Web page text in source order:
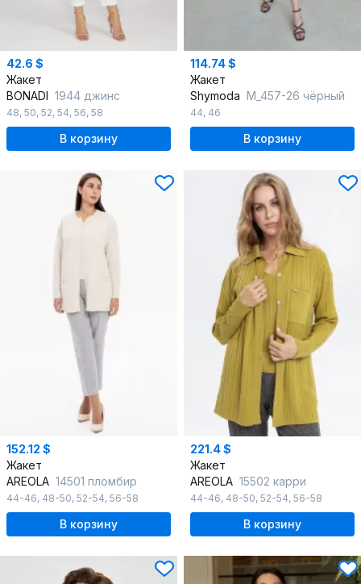
42.6 $
Жакет
BONADI 1944 джинс
48, 50, 52, 54, 56, 58
В корзину
114.74 $
Жакет
Shymoda М_457-26 чёрный
44, 46
В корзину
152.12 $
Жакет
AREOLA 14501 пломбир
44-46, 48-50, 52-54, 56-58
В корзину
221.4 $
Жакет
AREOLA 15502 карри
44-46, 48-50, 52-54, 56-58
В корзину